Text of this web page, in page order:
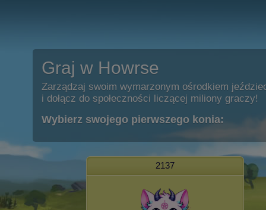
Graj w Howrse
Zarządzaj swoim wymarzonym ośrodkiem
i dołącz do społeczności liczącej miliony graczy!
Wybierz swojego pierwszego konia:
2137